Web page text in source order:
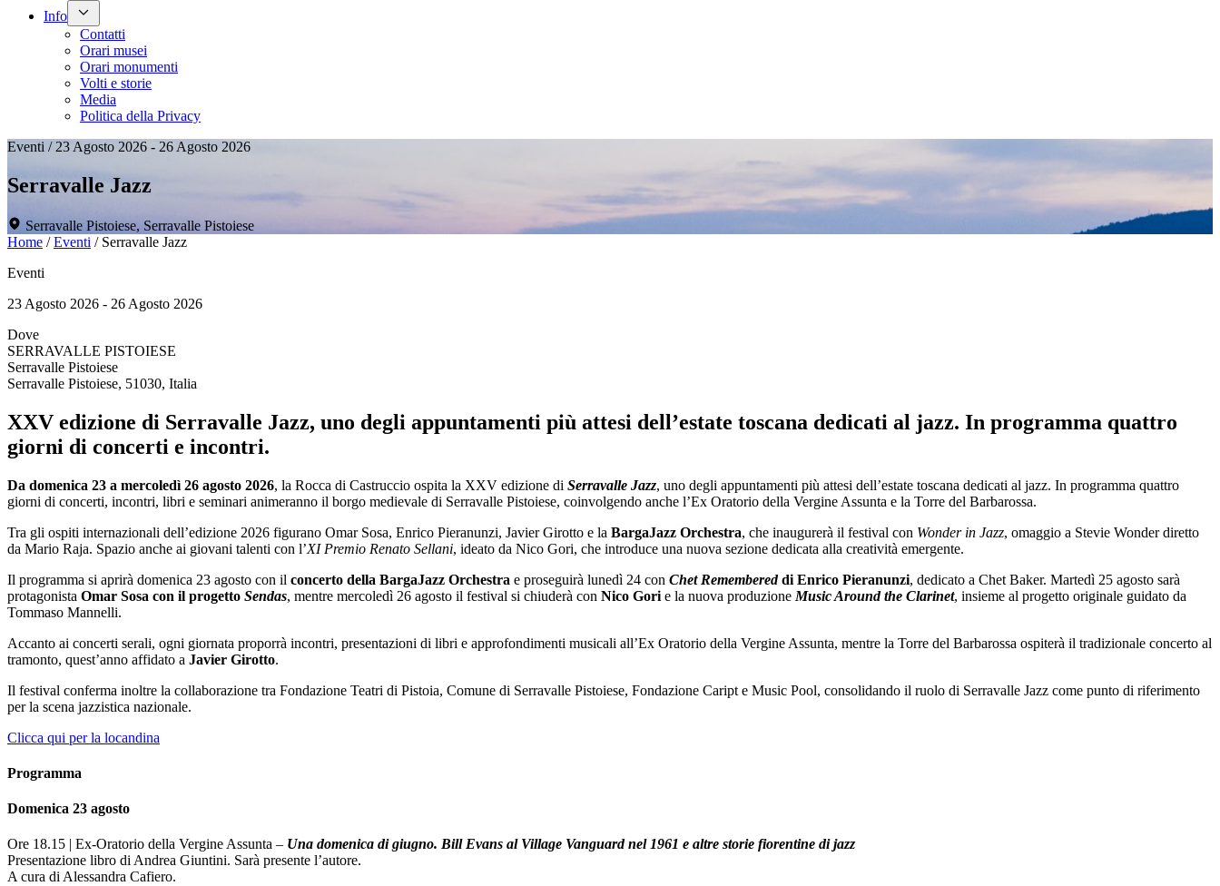
Info
Contatti
Orari musei
Orari monumenti
Volti e storie
Media
Politica della Privacy
Eventi / 23 Agosto 2026 - 26 Agosto 2026
Serravalle Jazz
Serravalle Pistoiese, Serravalle Pistoiese
Home /Eventi / Serravalle Jazz
Eventi
23 Agosto 2026 - 26 Agosto 2026
Dove
SERRAVALLE PISTOIESE
Serravalle Pistoiese
Serravalle Pistoiese, 51030, Italia
XXV edizione di Serravalle Jazz, uno degli appuntamenti più attesi dell’estate toscana dedicati al jazz. In programma quattro
giorni di concerti e incontri.
Da domenica 23 a mercoledì 26 agosto 2026, la Rocca di Castruccio ospita la XXV edizione di Serravalle Jazz, uno degli appuntamenti più attesi dell’estate toscana dedicati al jazz. In programma quattro
giorni di concerti, incontri, libri e seminari animeranno il borgo medievale di Serravalle Pistoiese, coinvolgendo anche l’Ex Oratorio della Vergine Assunta e la Torre del Barbarossa.
Tra gli ospiti internazionali dell’edizione 2026 figurano Omar Sosa, Enrico Pieranunzi, Javier Girotto e la BargaJazz Orchestra, che inaugurerà il festival con Wonder in Jazz, omaggio a Stevie Wonder diretto
da Mario Raja. Spazio anche ai giovani talenti con l’XI Premio Renato Sellani, ideato da Nico Gori, che introduce una nuova sezione dedicata alla creatività emergente.
Il programma si aprirà domenica 23 agosto con il concerto della BargaJazz Orchestra e proseguirà lunedì 24 con Chet Remembereddi Enrico Pieranunzi, dedicato a Chet Baker. Martedì 25 agosto sarà
protagonista Omar Sosa con il progetto Sendas, mentre mercoledì 26 agosto il festival si chiuderà con Nico Gori e la nuova produzione Music Around the Clarinet, insieme al progetto originale guidato da
Tommaso Mannelli.
Accanto ai concerti serali, ogni giornata proporrà incontri, presentazioni di libri e approfondimenti musicali all’Ex Oratorio della Vergine Assunta, mentre la Torre del Barbarossa ospiterà il tradizionale concerto al
tramonto, quest’anno affidato a Javier Girotto.
Il festival conferma inoltre la collaborazione tra Fondazione Teatri di Pistoia, Comune di Serravalle Pistoiese, Fondazione Caript e Music Pool, consolidando il ruolo di Serravalle Jazz come punto di riferimento
per la scena jazzistica nazionale.
Clicca qui per la locandina
Programma
Domenica 23 agosto
Ore 18.15 | Ex-Oratorio della Vergine Assunta – Una domenica di giugno. Bill Evans al Village Vanguard nel 1961 e altre storie fiorentine di jazz
Presentazione libro di Andrea Giuntini. Sarà presente l’autore.
A cura di Alessandra Cafiero.